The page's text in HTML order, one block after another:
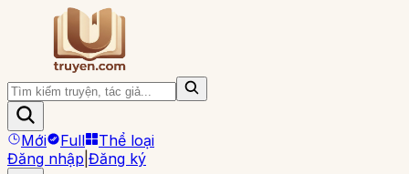
Mới Full
Thể loại
Đăng nhập Đăng ký